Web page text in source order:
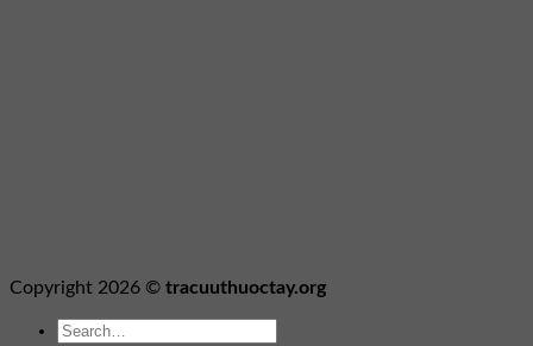
Copyright 2026 © tracuuthuoctay.org